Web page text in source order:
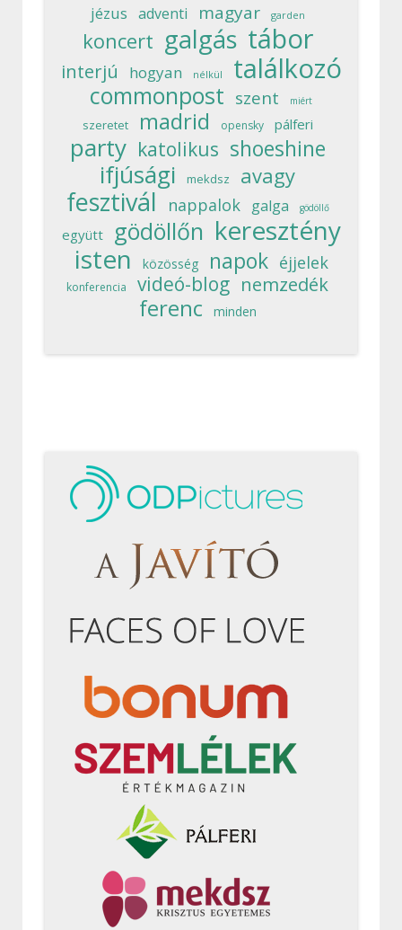
jézus adventi magyar garden
koncert galgás tábor
interjú hogyan nélkül találkozó
commonpost szent miért
szeretet madrid opensky pálferi
party katolikus shoeshine
ifjúsági mekdsz avagy
fesztivál nappalok galga gödöllő
együtt gödöllőn keresztény
isten
közösség napok éjjelek
konferencia videó-blog nemzedék
ferenc minden